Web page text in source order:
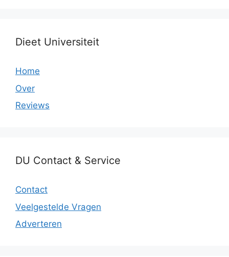
Dieet Universiteit
Home
Over
Reviews
DU Contact & Service
Contact
Veelgestelde Vragen
Adverteren